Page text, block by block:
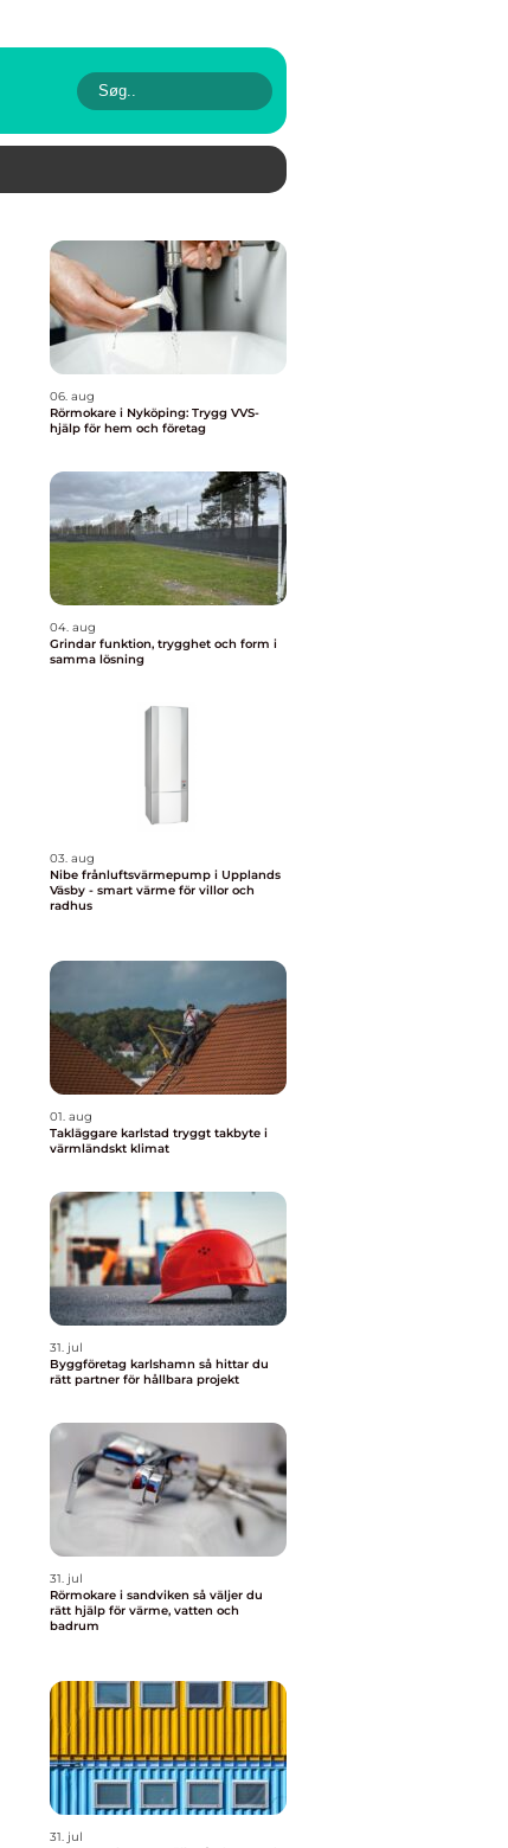
06. aug
Rörmokare i Nyköping: Trygg VVS-
hjälp för hem och företag
04. aug
Grindar funktion, trygghet och form i
samma lösning
03. aug
Nibe frånluftsvärmepump i Upplands
Väsby - smart värme för villor och
radhus
01. aug
Takläggare karlstad tryggt takbyte i
värmländskt klimat
31. jul
Byggföretag karlshamn så hittar du
rätt partner för hållbara projekt
31. jul
Rörmokare i sandviken så väljer du
rätt hjälp för värme, vatten och
badrum
31. jul